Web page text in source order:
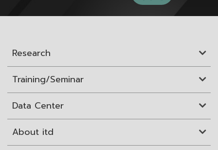
Research
Training/Seminar
Data Center
About itd